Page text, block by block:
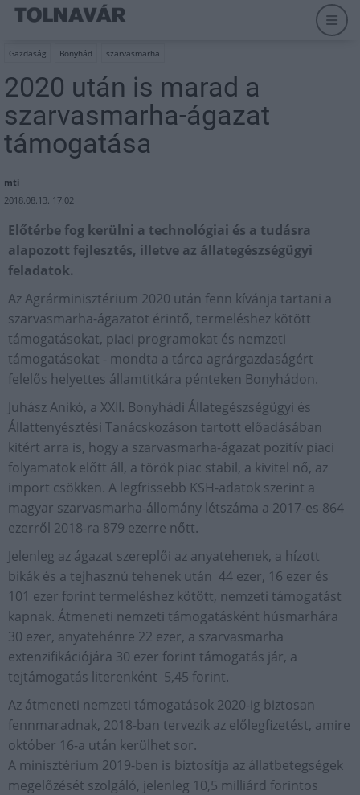
Gazdaság Bonyhád szarvasmarha
2020 után is marad a
szarvasmarha-ágazat
támogatása
mti
2018.08.13. 17:02
Előtérbe fog kerülni a technológiai és a tudásra
alapozott fejlesztés, illetve az állategészségügyi
feladatok.
Az Agrárminisztérium 2020 után fenn kívánja tartani a
szarvasmarha-ágazatot érintő, termeléshez kötött
támogatásokat, piaci programokat és nemzeti
támogatásokat - mondta a tárca agrárgazdaságért
felelős helyettes államtitkára pénteken Bonyhádon.
Juhász Anikó, a XXII. Bonyhádi Állategészségügyi és
Állattenyésztési Tanácskozáson tartott előadásában
kitért arra is, hogy a szarvasmarha-ágazat pozitív piaci
folyamatok előtt áll, a török piac stabil, a kivitel nő, az
import csökken. A legfrissebb KSH-adatok szerint a
magyar szarvasmarha-állomány létszáma a 2017-es 864
ezerről 2018-ra 879 ezerre nőtt.
Jelenleg az ágazat szereplői az anyatehenek, a hízott
bikák és a tejhasznú tehenek után 44 ezer, 16 ezer és
101 ezer forint termeléshez kötött, nemzeti támogatást
kapnak. Átmeneti nemzeti támogatásként húsmarhára
30 ezer, anyatehénre 22 ezer, a szarvasmarha
extenzifikációjára 30 ezer forint támogatás jár, a
tejtámogatás literenként 5,45 forint.
Az átmeneti nemzeti támogatások 2020-ig biztosan
fennmaradnak, 2018-ban tervezik az előlegfizetést, amire
október 16-a után kerülhet sor.
A minisztérium 2019-ben is biztosítja az állatbetegségek
megelőzését szolgáló, jelenleg 10,5 milliárd forintos